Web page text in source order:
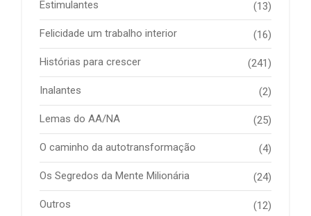
Estimulantes (13)
Felicidade um trabalho interior (16)
Histórias para crescer (241)
Inalantes (2)
Lemas do AA/NA (25)
O caminho da autotransformação (4)
Os Segredos da Mente Milionária (24)
Outros (12)